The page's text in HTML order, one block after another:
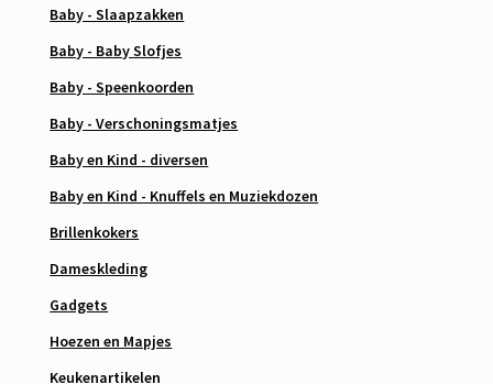
Baby - Slaapzakken
Baby - Baby Slofjes
Baby - Speenkoorden
Baby - Verschoningsmatjes
Baby en Kind - diversen
Baby en Kind - Knuffels en Muziekdozen
Brillenkokers
Dameskleding
Gadgets
Hoezen en Mapjes
Keukenartikelen